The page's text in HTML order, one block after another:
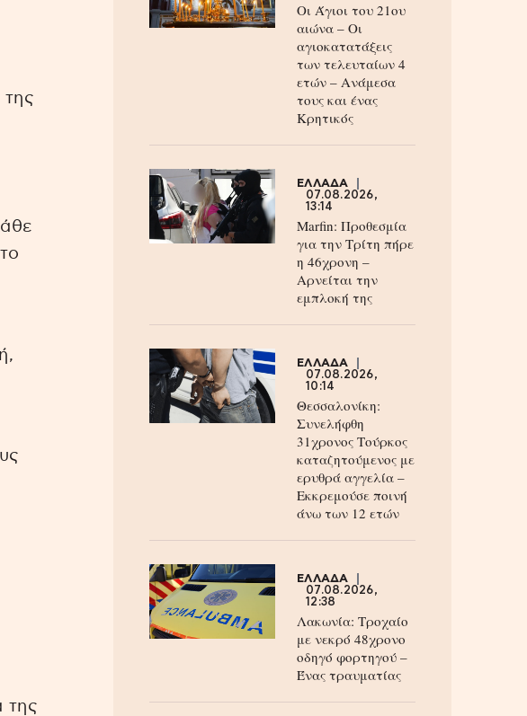
της
της
Οι Άγιοι του 21ου
αιώνα – Οι
αγιοκατατάξεις
των τελευταίων 4
ετών – Ανάμεσα
τους και ένας
Κρητικός
ΕΛΛΑΔΑ
07.08.2026,
13:14
Marfin: Προθεσμία
για την Τρίτη πήρε
η 46χρονη –
Aρνείται την
εμπλοκή της
ΕΛΛΑΔΑ
07.08.2026,
10:14
Θεσσαλονίκη:
Συνελήφθη
31χρονος Τούρκος
καταζητούμενος με
ερυθρά αγγελία –
Εκκρεμούσε ποινή
άνω των 12 ετών
ΕΛΛΑΔΑ
07.08.2026,
12:38
Λακωνία: Τροχαίο
με νεκρό 48χρονο
οδηγό φορτηγού –
Ένας τραυματίας